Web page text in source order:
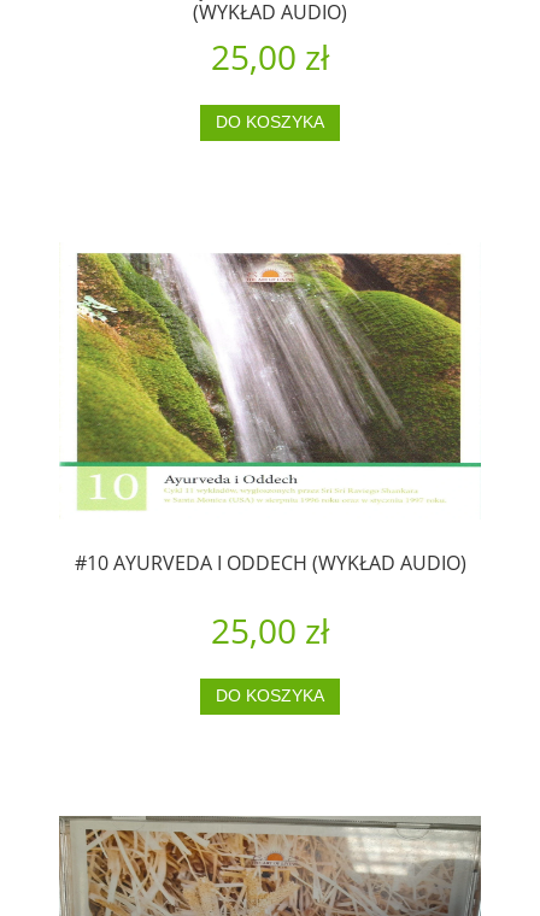
(WYKŁAD AUDIO)
25,00 zł
DO KOSZYKA
#10 AYURVEDA I ODDECH (WYKŁAD AUDIO)
25,00 zł
DO KOSZYKA